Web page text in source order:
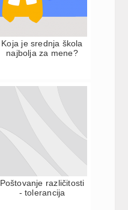
Koja je srednja škola
najbolja za mene?
Poštovanje različitosti
- tolerancija